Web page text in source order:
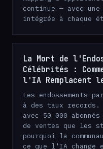
continue — avec une
intégrée à chaque
La Mort de
Célébrités :
l'IA Remplacent
Les endossements
à des taux records.
avec 50 000
de ventes que les
pourquoi la
ce que l'IA change